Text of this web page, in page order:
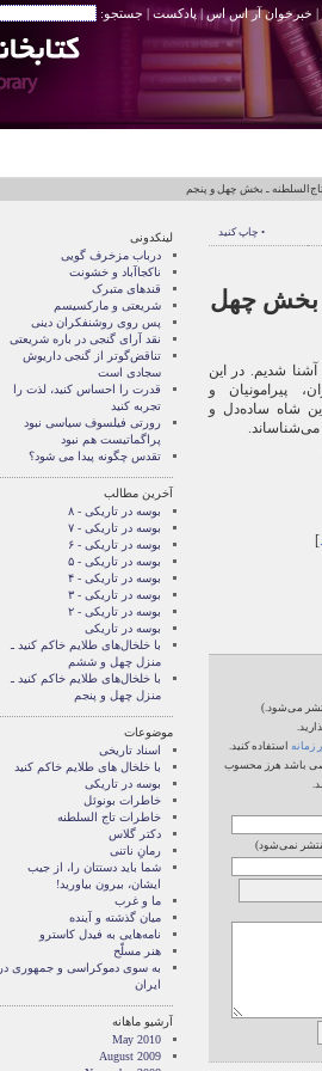
| خبرخوان آر اس اس|پادکست | جستجو:
ـ بخش چهل و پنجم
• چاپ کنید
بخش چهل
شدیم. در این
پیرامونیان و
شاه ساده‌دل و
می‌شناساند.
]
می‌شود.)
زمانه استفاده کنید.
باشد هرز محسوب
نمی‌شود)
لینکدونی
درباب مزخرف گویی
ناکجاآباد و خشونت
قندهای متبرک
شریعتی و مارکسیسم
پس روی روشنفکران دینی
نقد آرای گنجی در باره شریعتی
تناقض‌گوتر از گنجی داريوش
سجادی است
قدرت را احساس کنید، لذت را
تجربه کنید
رورتی فيلسوف سياسی نبود
پراگماتيست هم نبود
تقدس چگونه پيدا می شود؟
آخرین مطالب
بوسه در تاریکی - ۸
بوسه در تاریکی - ۷
بوسه در تاریکی - ۶
بوسه در تاریکی - ۵
بوسه در تاریکی - ۴
بوسه در تاریکی - ۳
بوسه در تاریکی - ۲
بوسه در تاریکی
با خلخال‌های طلایم خاکم کنید ـ
منزل چهل و ششم
با خلخال‌های طلایم خاکم کنید ـ
منزل چهل و پنجم
موضوعات
اسناد تاریخی
با خلخال های طلایم خاکم کنید
بوسه در تاریکی
خاطرات بونوئل
خاطرات تاج السلطنه
دکتر گلاس
رمانِ ناتنی
شما بايد دستتان را، از جيب
ايشان، بيرون بياوريد!
ما و غرب
میان گذشته و آینده
نامه‌هایی به فیدل کاسترو
هنر مسلّح
‌به سوی دموکراسی و جمهوری در
ایران
آرشیو ماهانه
May 2010
August 2009